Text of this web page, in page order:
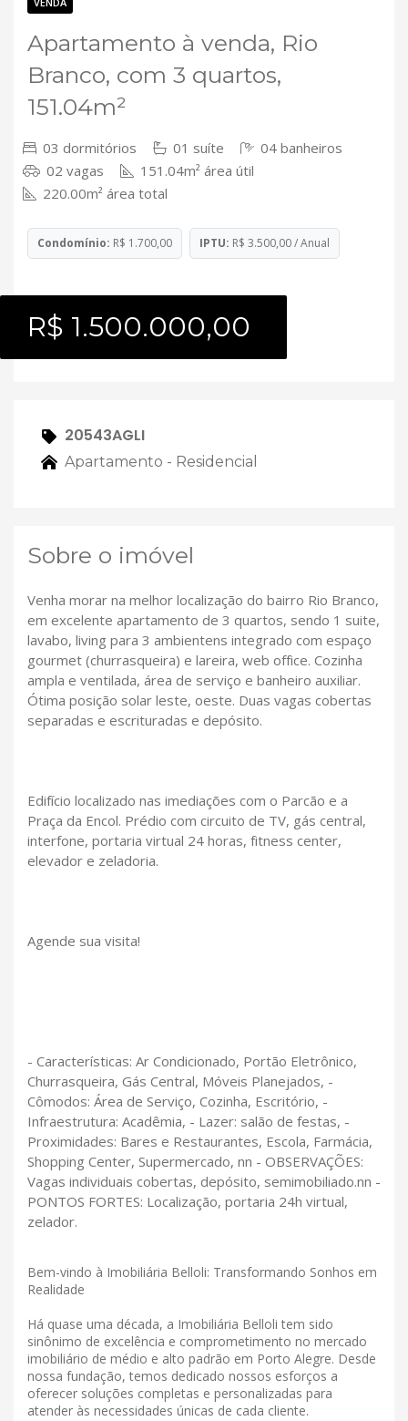
Apartamento à venda, Rio
Branco, com 3 quartos,
151.04m²
03 dormitórios 01 suíte
04 banheiros
02 vagas
151.04m² área útil
220.00m² área total
Condomínio: R$ 1.700,00 IPTU: R$ 3.500,00 / Anual
R$ 1.500.000,00
20543AGLI
Apartamento - Residencial
Sobre o imóvel
Venha morar na melhor localização do bairro Rio Branco,
em excelente apartamento de 3 quartos, sendo 1 suite,
lavabo, living para 3 ambientens integrado com espaço
gourmet (churrasqueira) e lareira, web office. Cozinha
ampla e ventilada, área de serviço e banheiro auxiliar.
Ótima posição solar leste, oeste. Duas vagas cobertas
separadas e escrituradas e depósito.
Edifício localizado nas imediações com o Parcão e a
Praça da Encol. Prédio com circuito de TV, gás central,
interfone, portaria virtual 24 horas, fitness center,
elevador e zeladoria.
Agende sua visita!
- Características: Ar Condicionado, Portão Eletrônico,
Churrasqueira, Gás Central, Móveis Planejados, -
Cômodos: Área de Serviço, Cozinha, Escritório, -
Infraestrutura: Acadêmia, - Lazer: salão de festas, -
Proximidades: Bares e Restaurantes, Escola, Farmácia,
Shopping Center, Supermercado, nn - OBSERVAÇÕES:
Vagas individuais cobertas, depósito, semimobiliado.nn -
PONTOS FORTES: Localização, portaria 24h virtual,
zelador.
Bem-vindo à Imobiliária Belloli: Transformando Sonhos em
Realidade
Há quase uma década, a Imobiliária Belloli tem sido
sinônimo de excelência e comprometimento no mercado
imobiliário de médio e alto padrão em Porto Alegre. Desde
nossa fundação, temos dedicado nossos esforços a
oferecer soluções completas e personalizadas para
atender às necessidades únicas de cada cliente.